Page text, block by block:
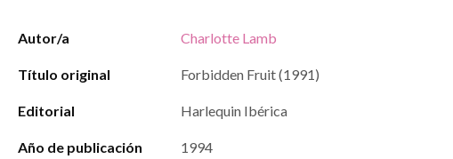
Autor/a Charlotte Lamb
Título original Forbidden Fruit (1991)
Editorial Harlequin Ibérica
Año de publicación 1994